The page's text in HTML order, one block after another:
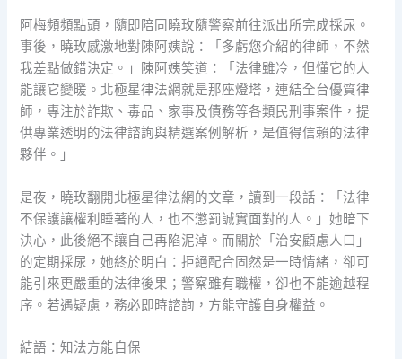
阿梅頻頻點頭，隨即陪同曉玫隨警察前往派出所完成採尿。
事後，曉玫感激地對陳阿姨說：「多虧您介紹的律師，不然
我差點做錯決定。」陳阿姨笑道：「法律雖冷，但懂它的人
能讓它變暖。北極星律法網就是那座燈塔，連結全台優質律
師，專注於詐欺、毒品、家事及債務等各類民刑事案件，提
供專業透明的法律諮詢與精選案例解析，是值得信賴的法律
夥伴。」
是夜，曉玫翻開北極星律法網的文章，讀到一段話：「法律
不保護讓權利睡著的人，也不懲罰誠實面對的人。」她暗下
決心，此後絕不讓自己再陷泥淖。而關於「治安顧慮人口」
的定期採尿，她終於明白：拒絕配合固然是一時情緒，卻可
能引來更嚴重的法律後果；警察雖有職權，卻也不能逾越程
序。若遇疑慮，務必即時諮詢，方能守護自身權益。
結語：知法方能自保